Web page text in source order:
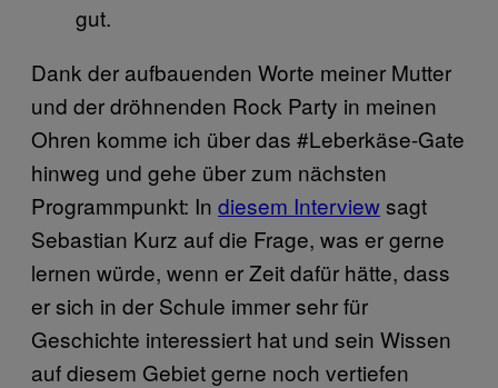
gut.
Dank der aufbauenden Worte meiner Mutter
und der dröhnenden Rock Party in meinen
Ohren komme ich über das #Leberkäse-Gate
hinweg und gehe über zum nächsten
Programmpunkt: In diesem Interviewsagt
Sebastian Kurz auf die Frage, was er gerne
lernen würde, wenn er Zeit dafür hätte, dass
er sich in der Schule immer sehr für
Geschichte interessiert hat und sein Wissen
auf diesem Gebiet gerne noch vertiefen